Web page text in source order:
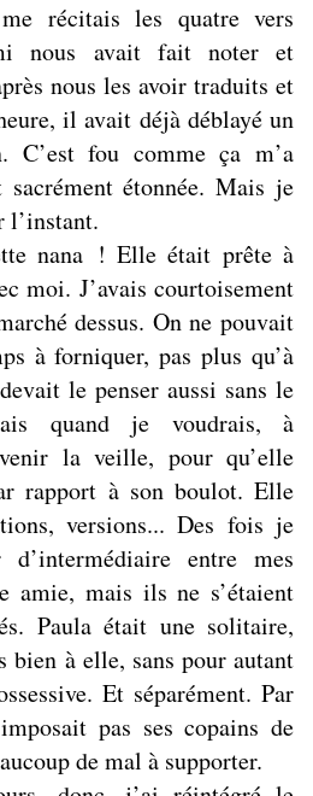
récitais les quatre vers
nous avait fait noter et
nous les avoir traduits et
il avait déjà déblayé un
C’est fou comme ça m’a
étonnée. Mais je
l’instant.
nana ! Elle était prête à
moi. J’avais courtoisement
dessus. On ne pouvait
à forniquer, pas plus qu’à
le penser aussi sans le
quand je voudrais, à
la veille, pour qu’elle
rapport à son boulot. Elle
versions... Des fois je
entre mes
amie, mais ils ne s’étaient
Paula était une solitaire,
à elle, sans pour autant
Et séparément. Par
pas ses copains de
de mal à supporter.